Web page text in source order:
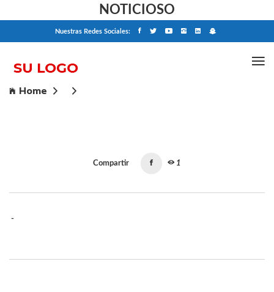
NOTICIOSO
Nuestras Redes Sociales:
Home
Compartir 1
-